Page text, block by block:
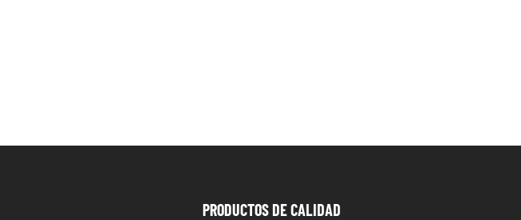
PRODUCTOSDE CALIDAD